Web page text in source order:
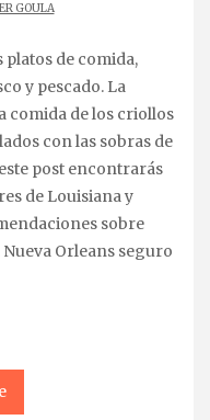
GOULA
y pescado. La
comida de los criollos
con las sobras de
post encontrarás
de Louisiana y
sobre
Orleans seguro